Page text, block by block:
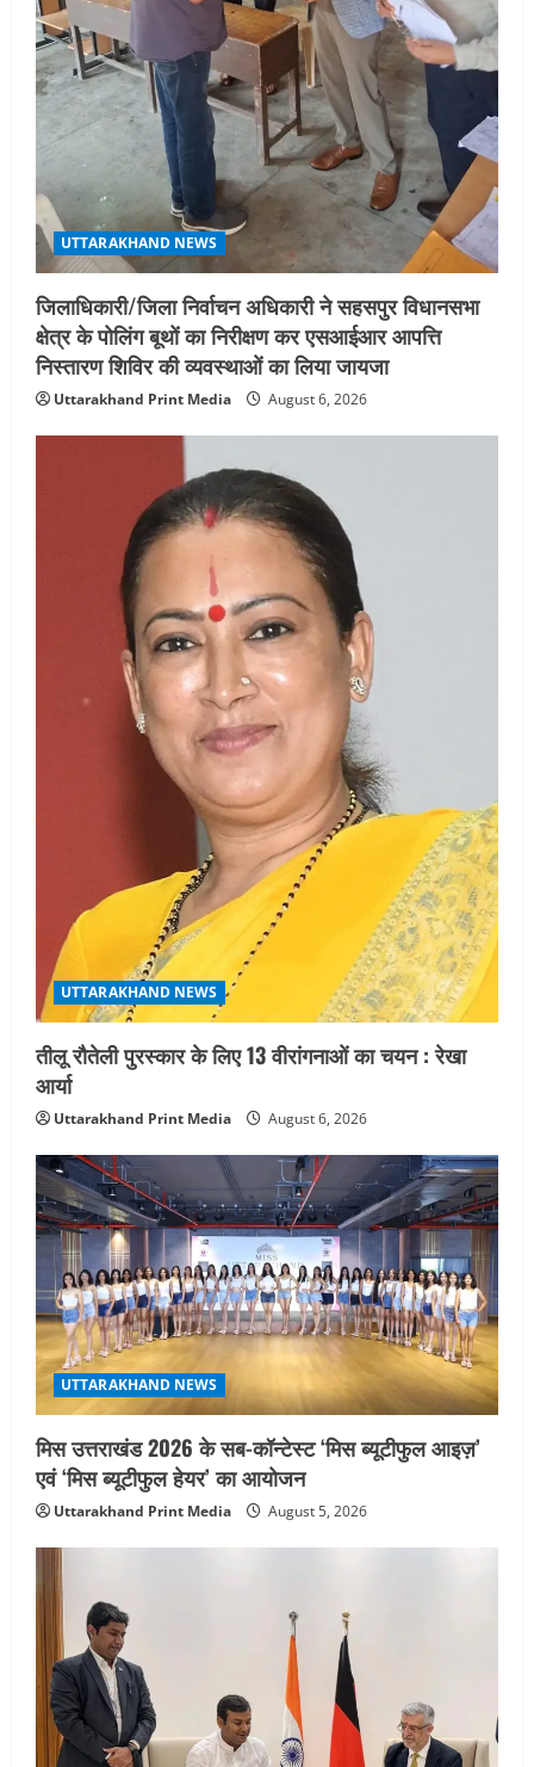
4
एमआईटी वर्ल्ड पीस यूनिवर्सिटी और जर्मनी के
बीएसबीआई के बीच समझौता; भारतीय छात्रों
को मिलेंगे वैश्विक अवसर
August 5, 2026
5
STATES NEWS
महाराज की राजस्थान के मुख्यमंत्री से
शिष्टाचार भेंट पर्यटन और सांस्कृतिक
गतिविधियों के विस्तार पर हुई चर्चा
August 4, 2026
UTTARAKHAND NEWS
जिलाधिकारी/जिला निर्वाचन अधिकारी ने सहसपुर विधानसभा
क्षेत्र के पोलिंग बूथों का निरीक्षण कर एसआईआर आपत्ति
निस्तारण शिविर की व्यवस्थाओं का लिया जायजा
Uttarakhand Print Media August 6, 2026
UTTARAKHAND NEWS
तीलू रौतेली पुरस्कार के लिए 13 वीरांगनाओं का चयन : रेखा
आर्या
Uttarakhand Print Media August 6, 2026
UTTARAKHAND NEWS
मिस उत्तराखंड 2026 के सब-कॉन्टेस्ट ‘मिस ब्यूटीफुल आइज़’
एवं ‘मिस ब्यूटीफुल हेयर’ का आयोजन
Uttarakhand Print Media August 5, 2026